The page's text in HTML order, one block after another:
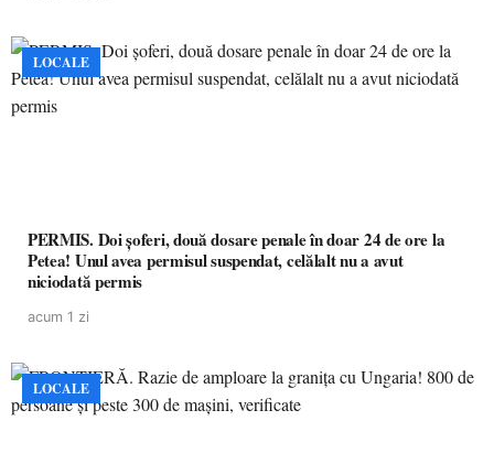
LOCALE
PERMIS. Doi șoferi, două dosare penale în doar 24 de ore la
Petea! Unul avea permisul suspendat, celălalt nu a avut
niciodată permis
acum 1 zi
LOCALE